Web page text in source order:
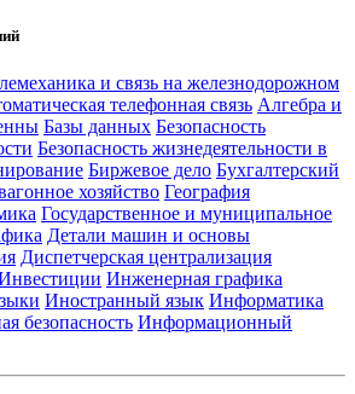
и связь на железнодорожном
телефонная связь Алгебра и
Базы данных Безопасность
Безопасность жизнедеятельности в
Биржевое дело Бухгалтерский
хозяйство География
Государственное и муниципальное
Детали машин и основы
Диспетчерская централизация
Инженерная графика
Иностранный язык Информатика
безопасность Информационный